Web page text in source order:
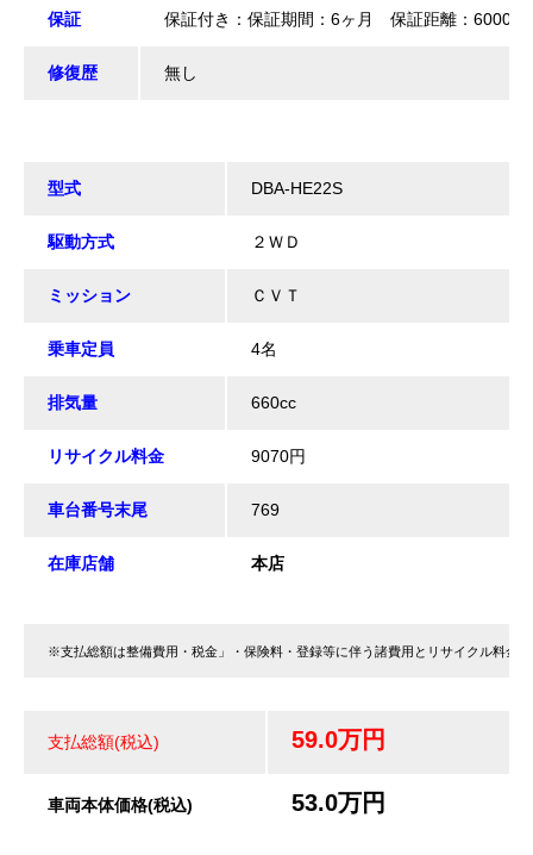
保証 保証付き：保証期間：6ヶ月 保証距離：6000km
修復歴 無し
型式 DBA-HE22S
駆動方式 ２ＷＤ
ミッション ＣＶＴ
乗車定員 4名
排気量 660cc
リサイクル料金 9070円
車台番号末尾 769
在庫店舗 本店
※支払総額は整備費用・税金」・保険料・登録等に伴う諸費用とリサイクル料金
支払総額(税込) 59.0万円
車両本体価格(税込) 53.0万円